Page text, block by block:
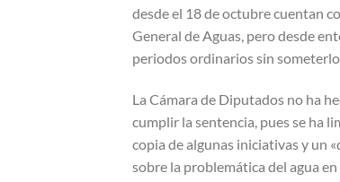
desde el 18 de octubre cuentan
General de Aguas, pero desde
periodos ordinarios sin
La Cámara de Diputados no ha
cumplir la sentencia, pues se ha
copia de algunas iniciativas y un
sobre la problemática del agua en